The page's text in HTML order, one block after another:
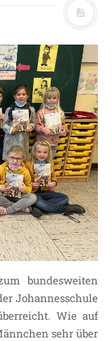
bundesweiten
Johannesschule
Wie auf
sehr über